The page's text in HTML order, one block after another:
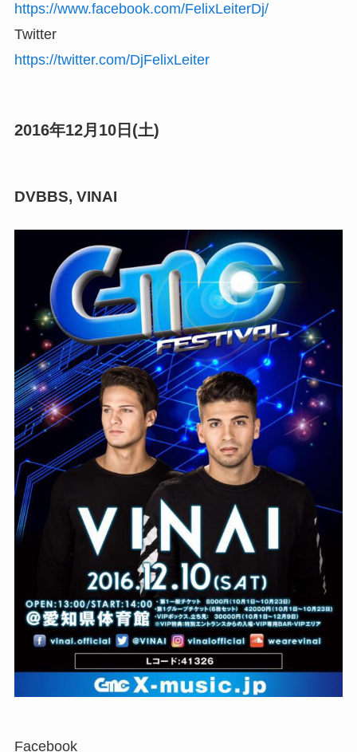
https://www.facebook.com/FelixLeiterDj/
Twitter
https://twitter.com/DjFelixLeiter
2016年12月10日(土)
DVBBS, VINAI
Facebook